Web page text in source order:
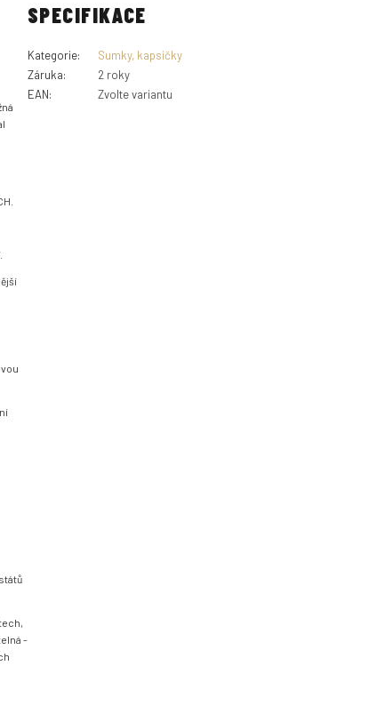
-
SPECIFIKACE
Kategorie:
Sumky, kapsičky
Záruka:
2 roky
EAN: Zvolte variantu